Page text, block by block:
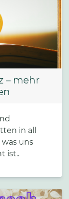
– mehr
in all
uns
ist..